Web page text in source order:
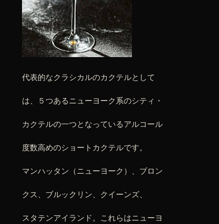
代表的なクラシカルのカクテルとして
は、５つあるニューヨーク系のシティ・
カクテルの一つとなっているアルコール
度数高めのショートカクテルです。
マンハッタン（ニューヨーク）、ブロン
クス、ブルックリン、クイーンズ、
スタテンアイランド。これらはニューヨ